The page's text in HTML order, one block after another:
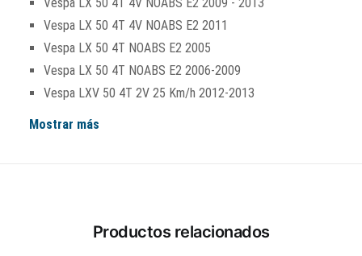
Vespa LX 50 4T 4V NOABS E2 2011
Vespa LX 50 4T NOABS E2 2005
Vespa LX 50 4T NOABS E2 2006-2009
Vespa LXV 50 4T 2V 25 Km/h 2012-2013
Mostrar más
Productos relacionados